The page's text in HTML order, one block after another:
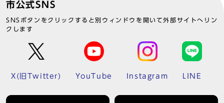
市公式SNS
SNSボタンをクリックすると別ウィンドウを開いて外部サイトへリン
クします
X(旧Twitter) YouTube Instagram LINE